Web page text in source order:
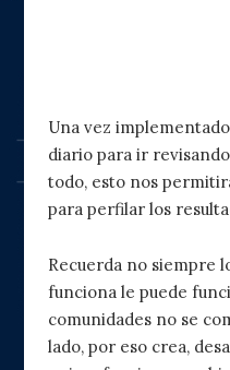
Una vez
diario para ir
todo, esto nos
para perfilar los
Recuerda no siempre
funciona le puede
comunidades no se
lado, por eso crea,